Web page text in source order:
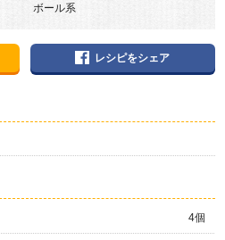
ボール系
レシピをシェア
4個